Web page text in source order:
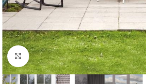
Forstørr bilde